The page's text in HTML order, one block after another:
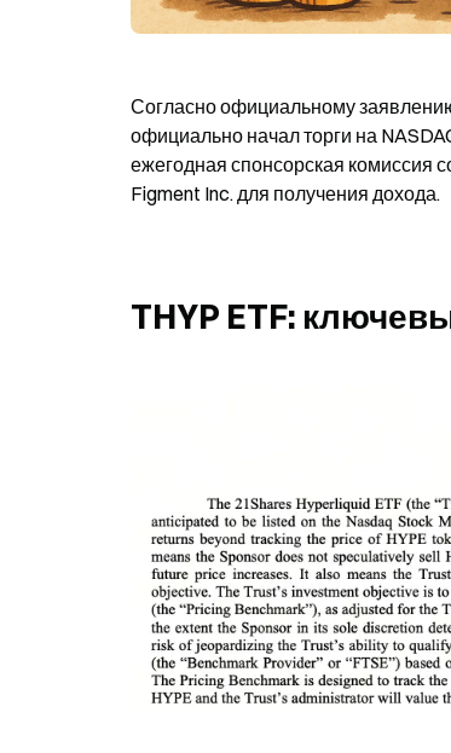
Согласно официальному
официально начал торги на
ежегодная спонсорская комиссия
Figment Inc. для получения дохода.
THYP ETF: